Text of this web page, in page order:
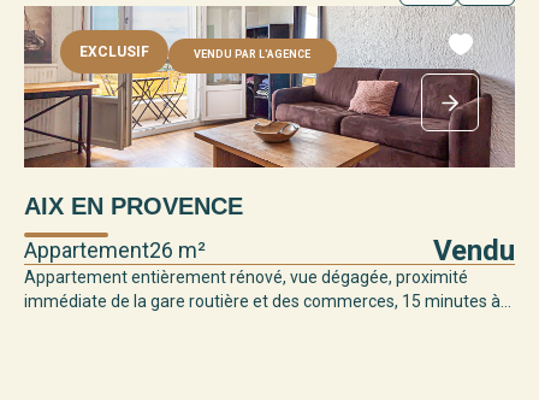
EXCLUSIF VENDU PAR L'AGENCE
AIX EN PROVENCE
Appartement26 m² Vendu
Appartement entièrement rénové, vue dégagée, proximité
immédiate de la gare routière et des commerces, 15 minutes à...